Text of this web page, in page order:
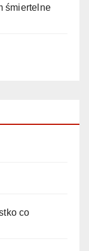
śmiertelne
co